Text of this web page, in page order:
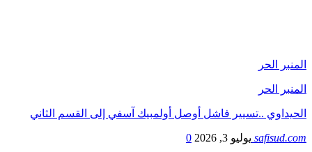
المنبر الحر
المنبر الحر
الحيداوي ..تسيير فاشل أوصل أولمبيك آسفي إلى القسم الثاني
safisud.com يوليو 3, 2026 0